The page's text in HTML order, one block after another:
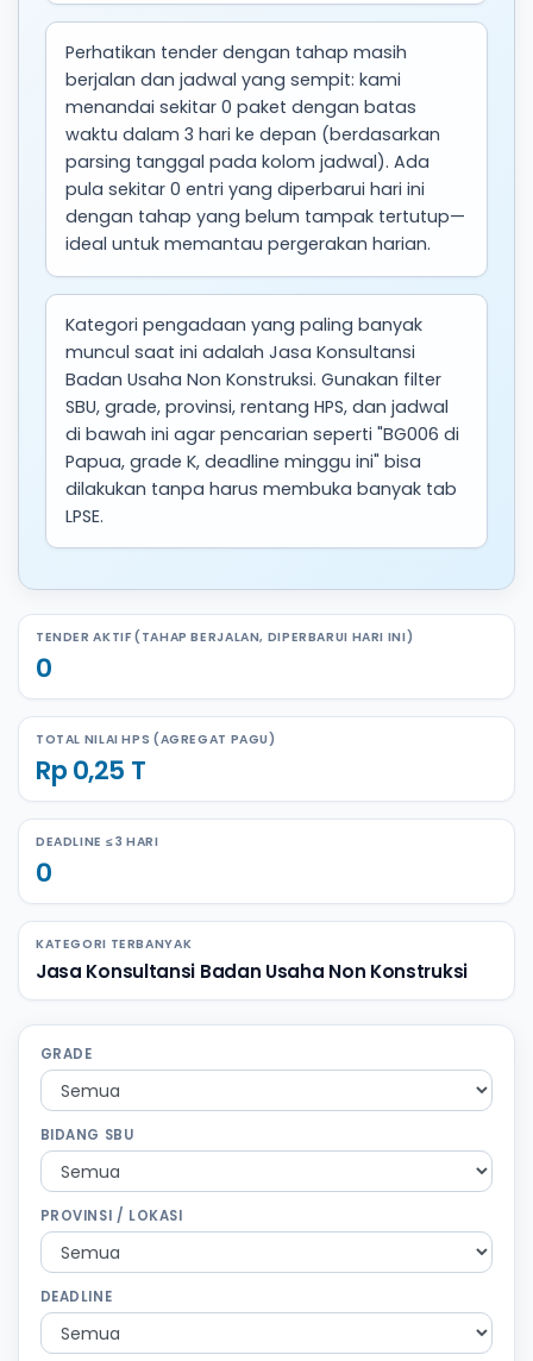
Perhatikan tender dengan tahap masih
berjalan dan jadwal yang sempit: kami
menandai sekitar 0 paket dengan batas
waktu dalam 3 hari ke depan (berdasarkan
parsing tanggal pada kolom jadwal). Ada
pula sekitar 0 entri yang diperbarui hari ini
dengan tahap yang belum tampak tertutup—
ideal untuk memantau pergerakan harian.
Kategori pengadaan yang paling banyak
muncul saat ini adalah Jasa Konsultansi
Badan Usaha Non Konstruksi. Gunakan filter
SBU, grade, provinsi, rentang HPS, dan jadwal
di bawah ini agar pencarian seperti "BG006 di
Papua, grade K, deadline minggu ini" bisa
dilakukan tanpa harus membuka banyak tab
LPSE.
TENDER AKTIF (TAHAP BERJALAN, DIPERBARUI HARI INI)
0
TOTAL NILAI HPS (AGREGAT PAGU)
Rp 0,25 T
DEADLINE ≤ 3 HARI
0
KATEGORI TERBANYAK
Jasa Konsultansi Badan Usaha Non Konstruksi
GRADE
BIDANG SBU
PROVINSI / LOKASI
DEADLINE